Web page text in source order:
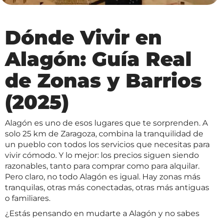
Dónde Vivir en
Alagón: Guía Real
de Zonas y Barrios
(2025)
Alagón es uno de esos lugares que te sorprenden. A
solo 25 km de Zaragoza, combina la tranquilidad de
un pueblo con todos los servicios que necesitas para
vivir cómodo. Y lo mejor: los precios siguen siendo
razonables, tanto para comprar como para alquilar.
Pero claro, no todo Alagón es igual. Hay zonas más
tranquilas, otras más conectadas, otras más antiguas
o familiares.
¿Estás pensando en mudarte a Alagón y no sabes